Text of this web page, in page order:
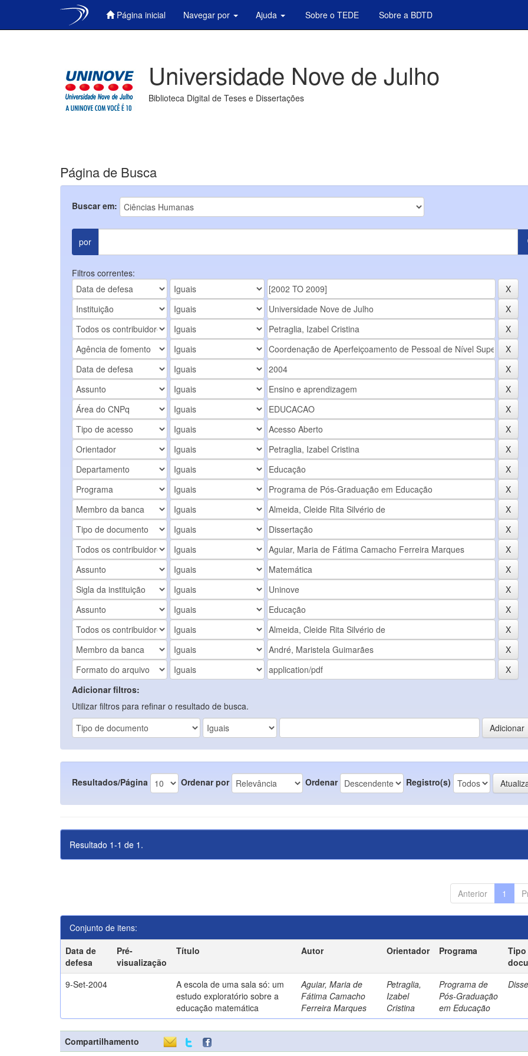
Página inicial Navegar por Ajuda Sobre o TEDE Sobre a BDTD
Universidade Nove de Julho
Biblioteca Digital de Teses e Dissertações
Página de Busca
Buscar em:
por
Filtros correntes:
Adicionar filtros:
Utilizar filtros para refinar o resultado de busca.
Resultados/Página Ordenar por Ordenar Registro(s)
Resultado 1-1 de 1.
Anterior 1
Conjunto de itens:
Data de
defesa
Pré-
visualização
Título Autor Orientador Programa
Tipo
9-Set-2004
A escola de uma sala só: um
estudo exploratório sobre a
educação matemática
Aguiar, Maria de
Fátima Camacho
Ferreira Marques
Petraglia,
Izabel
Cristina
Programa de
Pós-Graduação
em Educação
Compartilhamento